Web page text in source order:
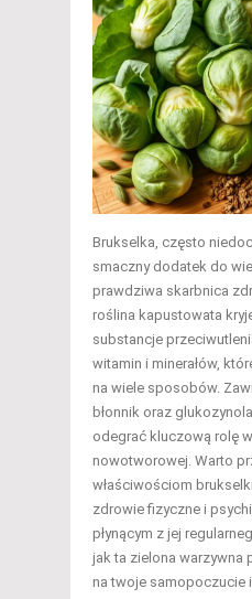
Brukselka, często
smaczny dodatek do
prawdziwa skarbnica
roślina kapustowata
substancje
witamin i minerałów,
na wiele sposobów.
błonnik oraz
odegrać kluczową rolę
nowotworowej. Warto
właściwościom
zdrowie fizyczne i
płynącym z jej
jak ta zielona warzywna
na twoje samopoczucie